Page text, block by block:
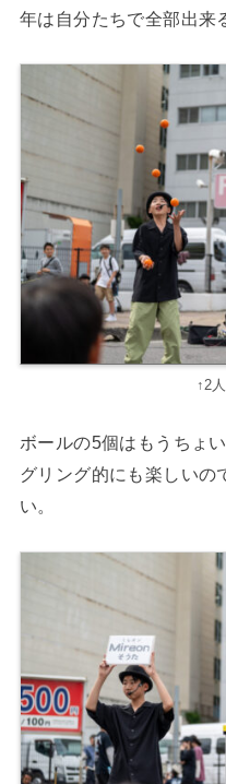
年は自分たちで全部出来
↑2
ボールの5個はもうちょ
グリング的にも楽しいの
い。